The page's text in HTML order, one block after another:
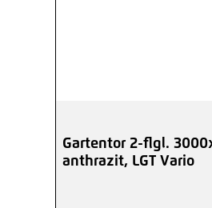
Gartentor 2-flgl.
anthrazit, LGT Vario